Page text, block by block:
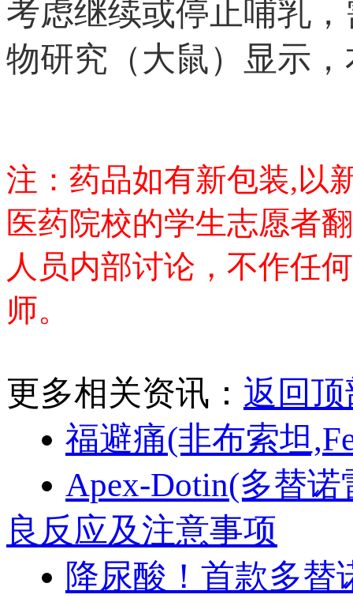
考虑继续或停止哺乳
物研究（大鼠）显示
注：药品如有新包装,以
医药院校的学生志愿者
人员内部讨论，不作任
师。
更多相关资讯： 返回顶
福避痛(非布索坦
Apex-Dotin(多替
良反应及注意事项
降尿酸！首款多替